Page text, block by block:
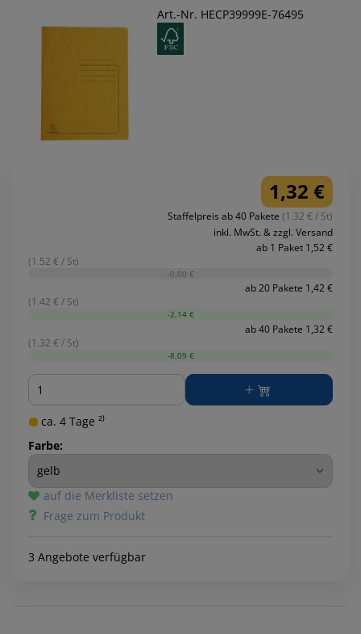
Art.-Nr. HECP39999E-76495
1,32 €
Staffelpreis ab 40 Pakete (1.32 € / St)
inkl. MwSt. & zzgl. Versand
ab 1 Paket 1,52 €
(1.52 € / St)
-0,00 €
ab 20 Pakete 1,42 €
(1.42 € / St)
-2,14 €
ab 40 Pakete 1,32 €
(1.32 € / St)
-8,09 €
Menge
ca. 4 Tage ²⁾
Farbe:
auf die Merkliste setzen
Frage zum Produkt
3 Angebote verfügbar